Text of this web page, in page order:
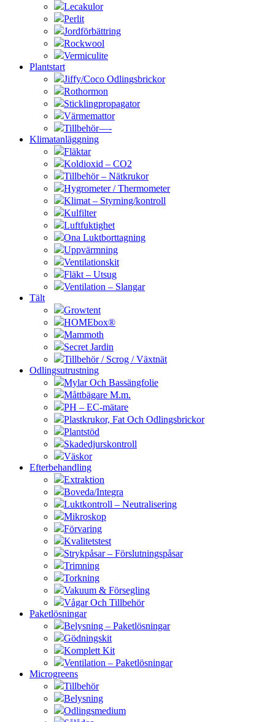
Lecakulor
Perlit
Jordförbättring
Rockwool
Vermiculite
Plantstart
Jiffy/Coco Odlingsbrickor
Rothormon
Sticklingpropagator
Värmemattor
Tillbehör—-
Klimatanläggning
Fläktar
Koldioxid – CO2
Tillbehör – Nätkrukor
Hygrometer / Thermometer
Klimat – Styrning/kontroll
Kulfilter
Luftfuktighet
Ona Luktborttagning
Uppvärmning
Ventilationskit
Fläkt – Utsug
Ventilation – Slangar
Tält
Growtent
HOMEbox®
Mammoth
Secret Jardin
Tillbehör / Scrog / Växtnät
Odlingsutrustning
Mylar Och Bassängfolie
Måttbägare M.m.
PH – EC-mätare
Plastkrukor, Fat Och Odlingsbrickor
Plantstöd
Skadedjurskontroll
Väskor
Efterbehandling
Extraktion
Boveda/Integra
Luktkontroll – Neutralisering
Mikroskop
Förvaring
Kvalitetstest
Strykpåsar – Förslutningspåsar
Trimning
Torkning
Vakuum & Försegling
Vågar Och Tillbehör
Paketlösningar
Belysning – Paketlösningar
Gödningskit
Komplett Kit
Ventilation – Paketlösningar
Microgreens
Tillbehör
Belysning
Odlingsmedium